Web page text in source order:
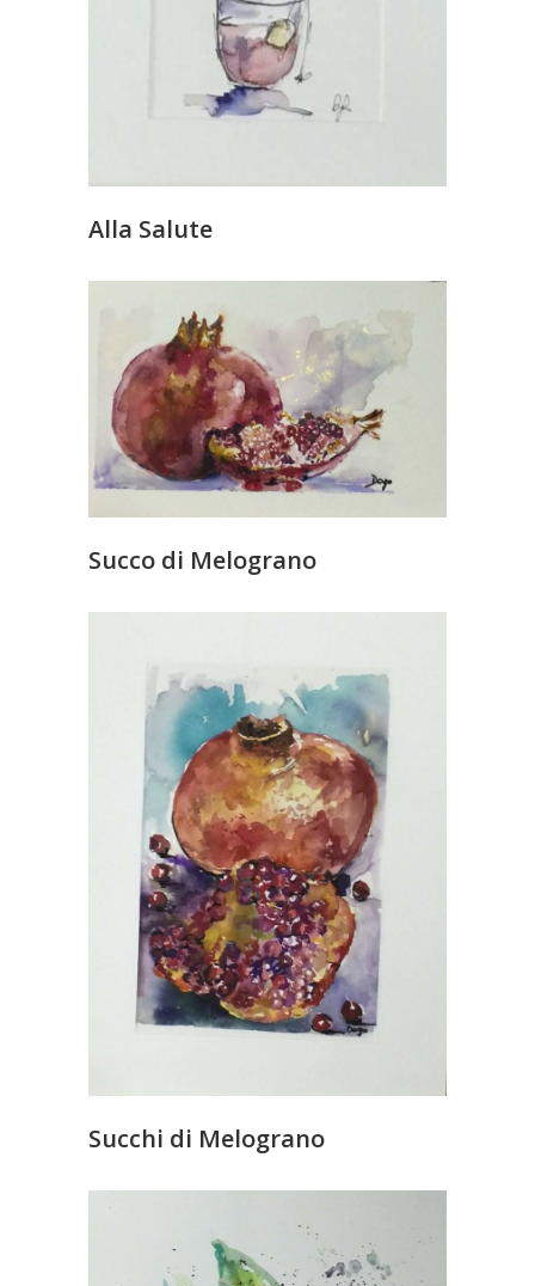
Alla Salute
Succo di Melograno
Succhi di Melograno